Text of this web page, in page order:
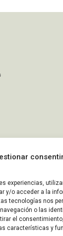
experiencias,
y/o acceder a la
tecnologías nos
o las
el
características y